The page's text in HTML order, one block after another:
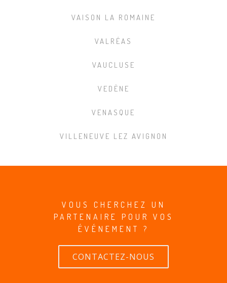
VAISON LA ROMAINE
VALRÉAS
VAUCLUSE
VEDÈNE
VENASQUE
VILLENEUVE LEZ AVIGNON
VOUS CHERCHEZ UN
PARTENAIRE POUR VOS
ÉVÉNEMENT ?
CONTACTEZ-NOUS